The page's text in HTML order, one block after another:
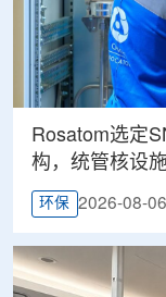
Rosatom选定
构，统管核设
环保 2026-08-06